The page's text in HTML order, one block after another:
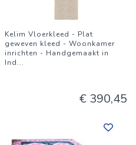
Kelim Vloerkleed - Plat
geweven kleed - Woonkamer
inrichten - Handgemaakt in
Ind...
€ 390,45